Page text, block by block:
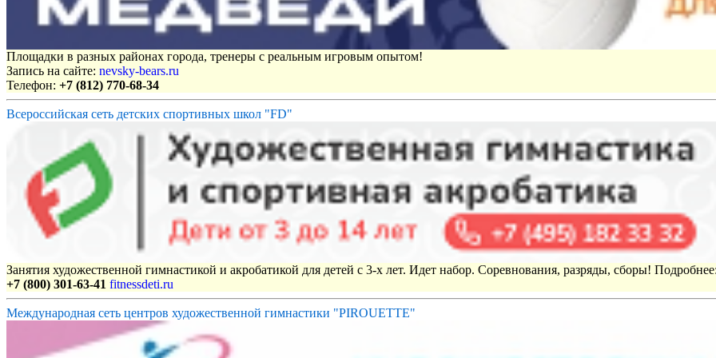
Площадки в разных районах города, тренеры с реальным игровым опытом!
Запись на сайте: nevsky-bears.ru
Телефон: +7 (812) 770-68-34
Всероссийская сеть детских спортивных школ "FD"
Занятия художественной гимнастикой и акробатикой для детей с 3-х лет. Идет набор. Соревнования, разряды, сборы!
+7 (800) 301-63-41 fitnessdeti.ru
Международная сеть центров художественной гимнастики "PIROUETTE"